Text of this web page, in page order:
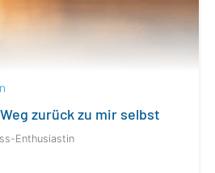
zurück zu mir selbst
Enthusiastin